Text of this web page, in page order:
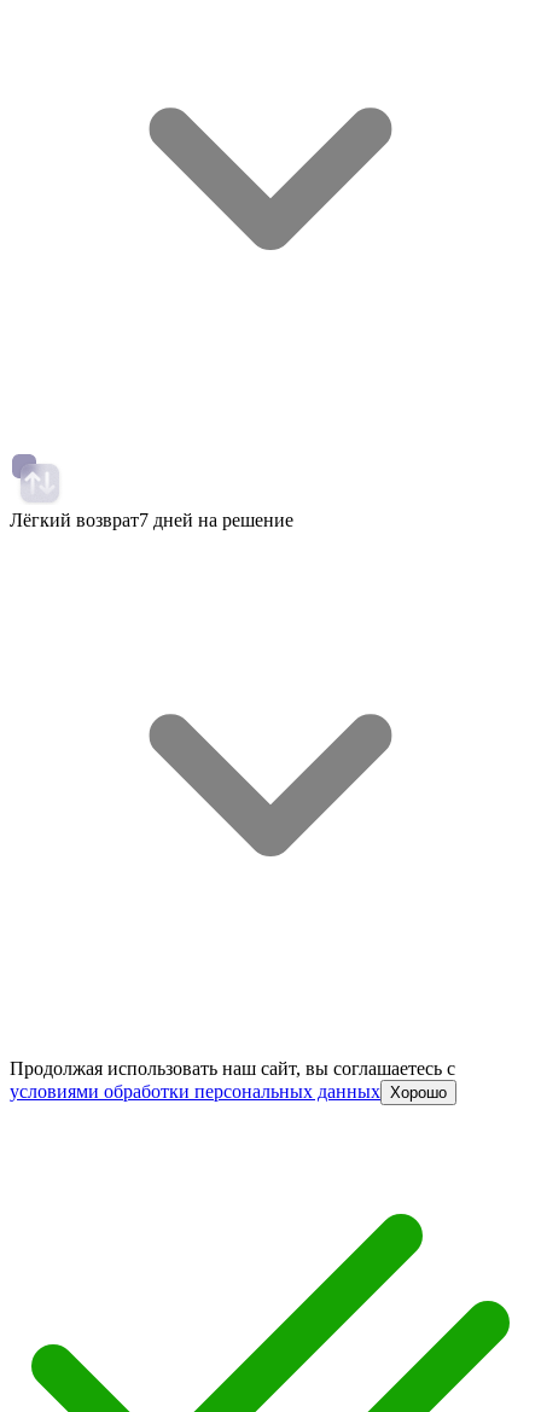
Лёгкий возврат7 дней на решение
Продолжая использовать наш сайт, вы соглашаетесь c
условиями обработки персональных данных Хорошо